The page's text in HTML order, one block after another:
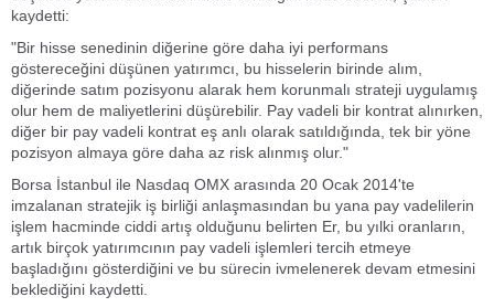
kaydetti:
"Bir hisse senedinin diğerine göre daha iyi performans
göstereceğini düşünen yatırımcı, bu hisselerin birinde alım,
diğerinde satım pozisyonu alarak hem korunmalı strateji uygulamış
olur hem de maliyetlerini düşürebilir. Pay vadeli bir kontrat alınırken,
diğer bir pay vadeli kontrat eş anlı olarak satıldığında, tek bir yöne
pozisyon almaya göre daha az risk alınmış olur."
Borsa İstanbul ile Nasdaq OMX arasında 20 Ocak 2014'te
imzalanan stratejik iş birliği anlaşmasından bu yana pay vadelilerin
işlem hacminde ciddi artış olduğunu belirten Er, bu yılki oranların,
artık birçok yatırımcının pay vadeli işlemleri tercih etmeye
başladığını gösterdiğini ve bu sürecin ivmelenerek devam etmesini
beklediğini kaydetti.